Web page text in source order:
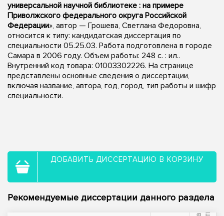
универсальной научной библиотеке : на примере
Приволжского федерального округа Российской
Федерации», автор — Грошева, Светлана Федоровна,
относится к типу: кандидатская диссертация по
специальности 05.25.03. Работа подготовлена в городе
Самара в 2006 году. Объем работы: 248 с. : ил..
Внутренний код товара: 01003302226. На странице
представлены основные сведения о диссертации,
включая название, автора, год, город, тип работы и шифр
специальности.
ДОБАВИТЬ ДИССЕРТАЦИЮ В КОРЗИНУ
Рекомендуемые диссертации данного раздела